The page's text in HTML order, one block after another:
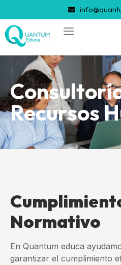
Recursos
Normativo
En Quantum educa
garantizar el cumplimiento